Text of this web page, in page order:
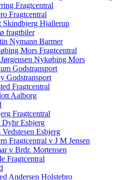
Fragtcentral
Fragtcentral
Skindbjerg Hjallerup
fragtbiler
Nymann Barmer
Mors Fragtcentral
Nykøbing Mors
Godstransport
Godstransport
Fragtcentral
Aalborg
Fragtcentral
Dyhr Esbjerg
Vedstesen Esbjerg
Fragtcentral v J M Jensen
v Brdr. Mortensen
Fragtcentral
Andersen Holstebro